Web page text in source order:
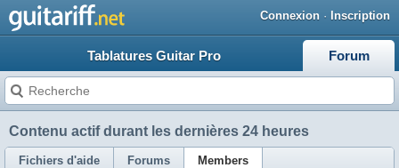
Connexion · Inscription
Tablatures Guitar Pro Forum
Contenu actif durant les dernières 24 heures
Fichiers d'aide Forums Members